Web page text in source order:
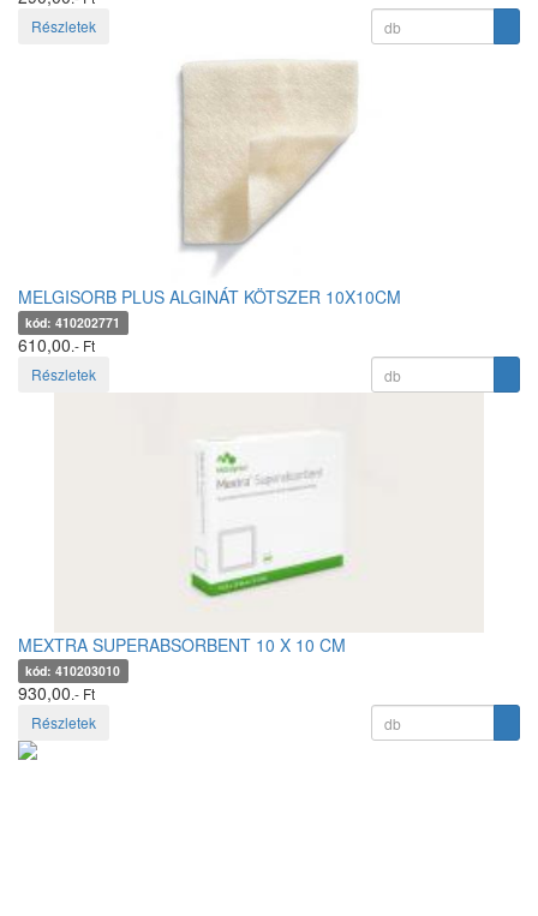
Részletek
MELGISORB PLUS ALGINÁT KÖTSZER 10X10CM
kód: 410202771
610,00.- Ft
Részletek
MEXTRA SUPERABSORBENT 10 X 10 CM
kód: 410203010
930,00.- Ft
Részletek